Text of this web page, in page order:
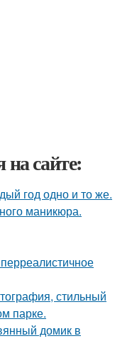
сайте:
год одно и то же.
маникюра.
стильный
парке.
домик в